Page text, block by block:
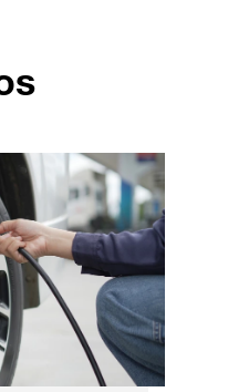
accéder à toute l'actualité